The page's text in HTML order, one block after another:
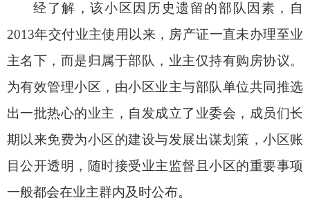
经了解，该小区因历史遗留的部队因素，自
2013年交付业主使用以来，房产证一直未办理至业
主名下，而是归属于部队，业主仅持有购房协议。
为有效管理小区，由小区业主与部队单位共同推选
出一批热心的业主，自发成立了业委会，成员们长
期以来免费为小区的建设与发展出谋划策，小区账
目公开透明，随时接受业主监督且小区的重要事项
一般都会在业主群内及时公布。